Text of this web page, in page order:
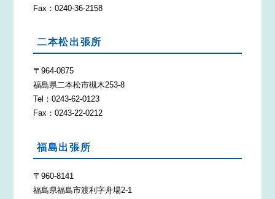
Fax：0240-36-2158
二本松出張所
〒964-0875
福島県二本松市槻木253-8
Tel：0243-62-0123
Fax：0243-22-0212
福島出張所
〒960-8141
福島県福島市渡利字舟場2-1